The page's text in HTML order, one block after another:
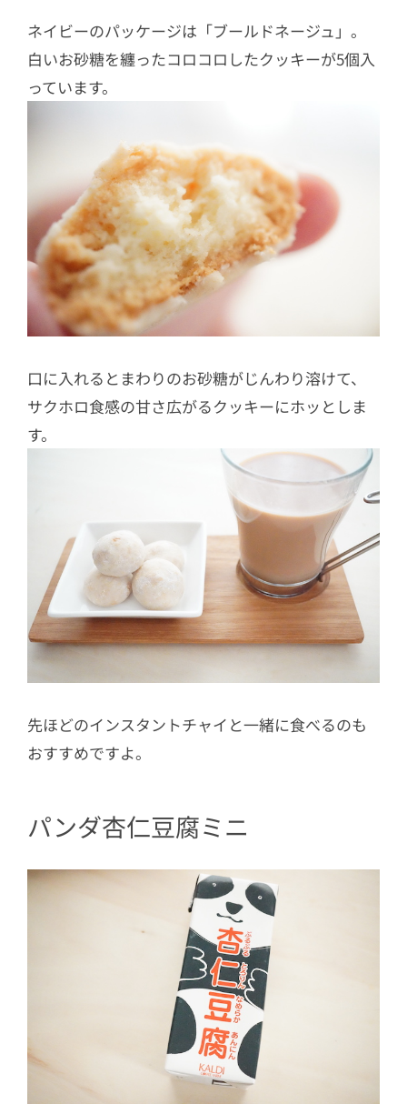
ネイビーのパッケージは「ブールドネージュ」。
白いお砂糖を纏ったコロコロしたクッキーが5個入
っています。
口に入れるとまわりのお砂糖がじんわり溶けて、
サクホロ食感の甘さ広がるクッキーにホッとしま
す。
先ほどのインスタントチャイと一緒に食べるのも
おすすめですよ。
パンダ杏仁豆腐ミニ